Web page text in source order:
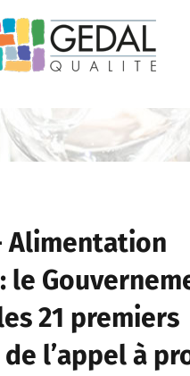
Alimentation
le
21 premiers
l’appel à